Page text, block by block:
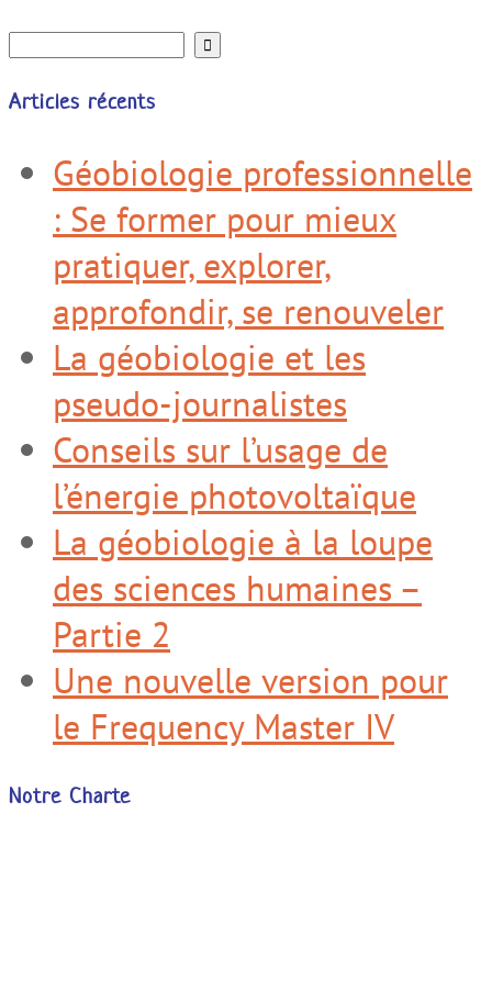
Conseils sur l’usage de
l’énergie photovoltaïque
La géobiologie à la loupe
des sciences humaines –
Partie 2
Une nouvelle version pour
le Frequency Master IV
Notre Charte